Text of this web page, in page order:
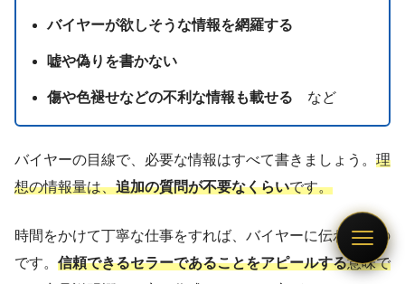
バイヤーが欲しそうな情報を網羅する
嘘や偽りを書かない
傷や色褪せなどの不利な情報も載せる など
バイヤーの目線で、必要な情報はすべて書きましょう。 理
想の情報量は、追加の質問が不要なくらいです。
時間をかけて丁寧な仕事をすれば、バイヤーに伝わるもの
です。 信頼できるセラーであることをアピールする意味で